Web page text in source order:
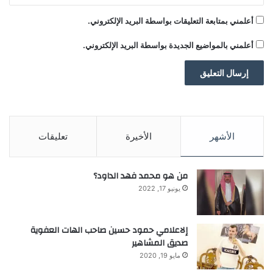
ومن غير المرجح أن تُغير التقارير الوطنية
المتباينة للدول الأعضاء في منطقة العملة
الأوروبية الموحدة وعددها 20 دولة هذا الرأي.
أعلمني بمتابعة التعليقات بواسطة البريد الإلكتروني.
أعلمني بالمواضيع الجديدة بواسطة البريد الإلكتروني.
الأشهر الأخيرة تعليقات
من هو محمد فهد الداود؟
يونيو 17, 2022
إلاعلامي حمود حسين صاحب الهات العفوية
صديق المشاهير
مايو 19, 2020